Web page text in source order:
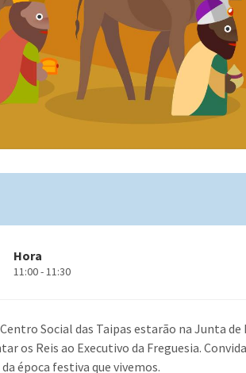
Hora
11:00 - 11:30
Social das Taipas estarão na Junta
os Reis ao Executivo da Freguesia.
época festiva que vivemos.